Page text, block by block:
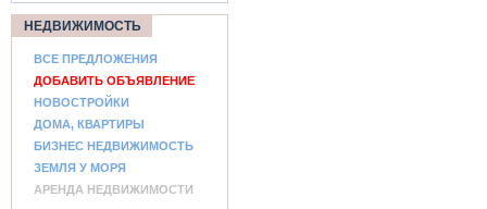
НЕДВИЖИМОСТЬ
ВСЕ ПРЕДЛОЖЕНИЯ
ДОБАВИТЬ ОБЪЯВЛЕНИЕ
НОВОСТРОЙКИ
ДОМА, КВАРТИРЫ
БИЗНЕС НЕДВИЖИМОСТЬ
ЗЕМЛЯ У МОРЯ
АРЕНДА НЕДВИЖИМОСТИ